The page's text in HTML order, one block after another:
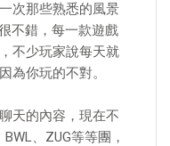
次那些熟悉的風景
不錯，每一款遊戲
不少玩家說每天就
為你玩的不對。
天的內容，現在不
、ZUG等等團，